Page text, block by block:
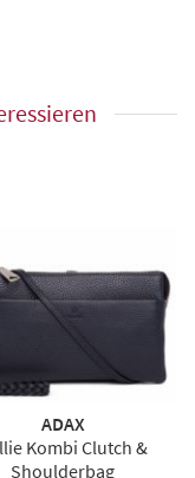
ADAX
Kombi Clutch &
Shoulderbag